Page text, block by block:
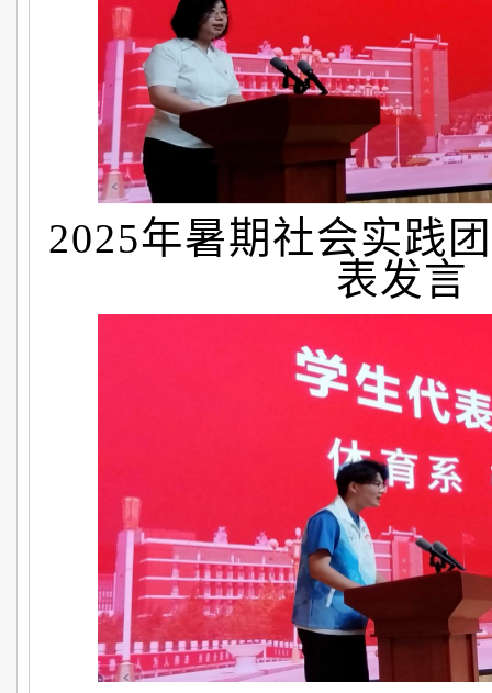
2025年暑期社会实践
表发言